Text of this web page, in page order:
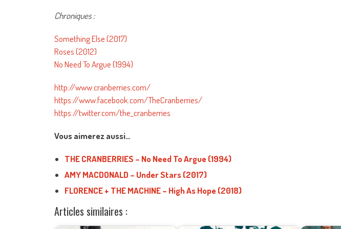
Chroniques :
Something Else (2017)
Roses (2012)
No Need To Argue (1994)
http://www.cranberries.com/
https://www.facebook.com/TheCranberries/
https://twitter.com/the_cranberries
Vous aimerez aussi…
THE CRANBERRIES – No Need To Argue (1994)
AMY MACDONALD – Under Stars (2017)
FLORENCE + THE MACHINE – High As Hope (2018)
Articles similaires :